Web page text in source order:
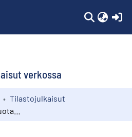
verkossa
Tilastojulkaisut